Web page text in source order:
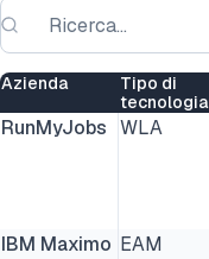
Azienda
Tipo di
tecnologia
RunMyJobs WLA
IBM Maximo EAM